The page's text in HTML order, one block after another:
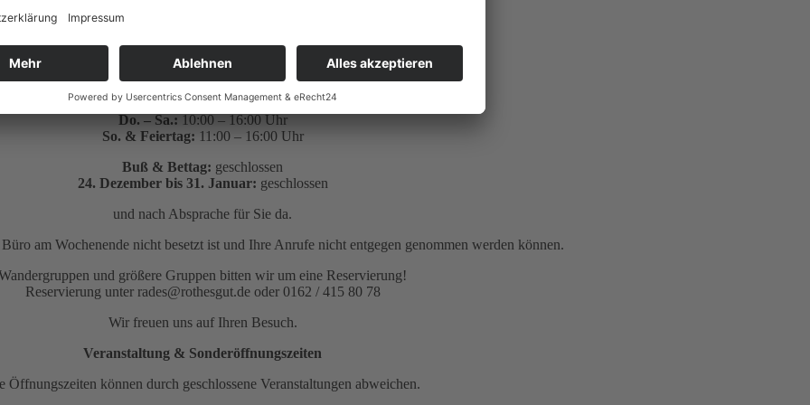
Di. – Mi.:geschlossen
Do. – Sa.: 10:00 – 16:00 Uhr
So. & Feiertag: 11:00 – 16:00 Uhr
Buß & Bettag: geschlossen
24. Dezember bis 31. Januar: geschlossen
und nach Absprache für Sie da.
Büro am Wochenende nicht besetzt ist und Ihre Anrufe nicht entgegen genommen werden können.
und größere Gruppen bitten wir um eine Reservierung!
Reservierung unter rades@rothesgut.de oder 0162 / 415 80 78
Wir freuen uns auf Ihren Besuch.
Veranstaltung & Sonderöffnungszeiten
Öffnungszeiten können durch geschlossene Veranstaltungen abweichen.